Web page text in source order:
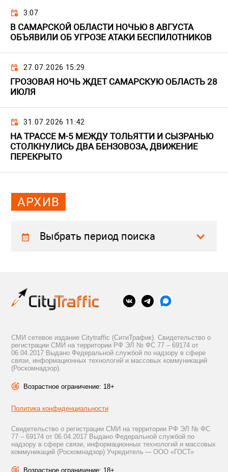
3:07
В САМАРСКОЙ ОБЛАСТИ НОЧЬЮ 8 АВГУСТА
ОБЪЯВИЛИ ОБ УГРОЗЕ АТАКИ БЕСПИЛОТНИКОВ
27.07.2026 15:29
ГРОЗОВАЯ НОЧЬ ЖДЕТ САМАРСКУЮ ОБЛАСТЬ 28
ИЮЛЯ
31.07.2026 11:42
НА ТРАССЕ М-5 МЕЖДУ ТОЛЬЯТТИ И СЫЗРАНЬЮ
СТОЛКНУЛИСЬ ДВА БЕНЗОВОЗА, ДВИЖЕНИЕ
ПЕРЕКРЫТО
АРХИВ
Выбрать период поиска
СМИ сетевое издание Citytraffic (СитиТрафик). Свидетельство о
регистрации СМИ на территории РФ ЭЛ № ФС 77 – 69174 от
06.04.2017 Выдано Федеральной службой по надзору в сфере
связи, информационных технологий и массовых коммуникаций
(Роскомнадзор).
Возрастное ограничение: 18+
Политика конфиденциальности
Свидетельство о регистрации СМИ на территории РФ ЭЛ № ФС
77 – 69174 от 06.04.2017 Выдано Федеральной службой по
надзору в сфере связи, информационных технологий и массовых
коммуникаций (Роскомнадзор) Учредитель — ООО «ГОСТ»
Возрастное ограничение: 18+